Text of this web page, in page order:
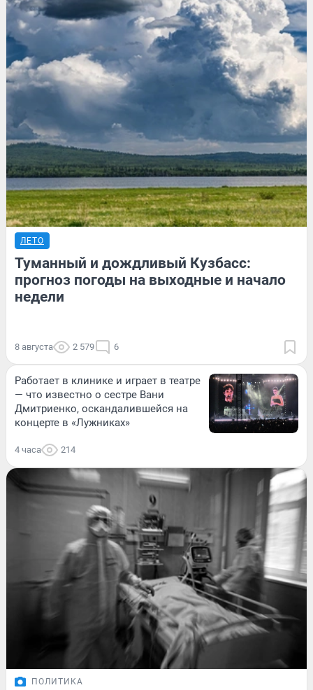
ЛЕТО
Туманный и дождливый Кузбасс:
прогноз погоды на выходные и начало
недели
8 августа 2 579 6
Работает в клинике и играет в театре
— что известно о сестре Вани
Дмитриенко, оскандалившейся на
концерте в «Лужниках»
4 часа 214
ПОЛИТИКА